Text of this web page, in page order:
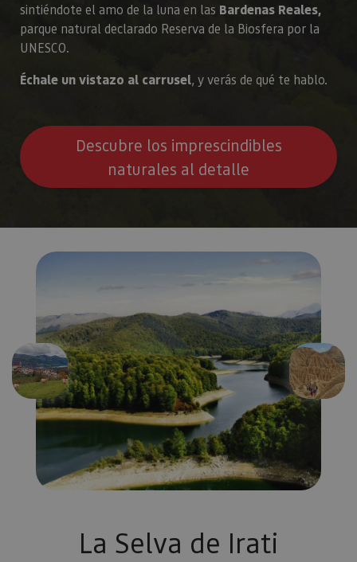
sintiéndote el amo de la luna en las Bardenas Reales,
parque natural declarado Reserva de la Biosfera por la
UNESCO.
Échale un vistazo al carrusel, y verás de qué te hablo.
Descubre los imprescindibles
naturales al detalle
Anterior
La Selva de Irati